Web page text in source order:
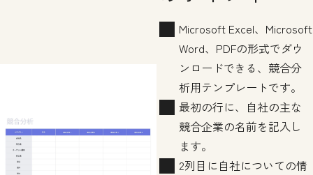
Microsoft Excel、Microsoft
Word、PDFの形式でダウ
ンロードできる、競合分
析用テンプレートです。
最初の行に、自社の主な
競合企業の名前を記入し
ます。
2列目に自社についての情